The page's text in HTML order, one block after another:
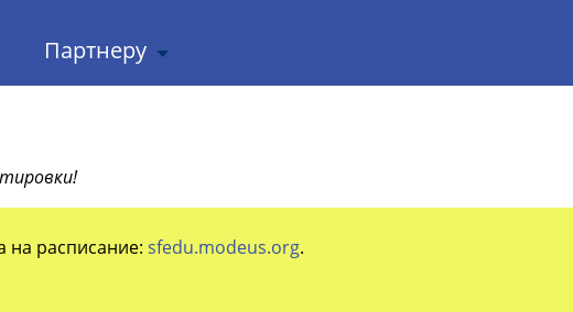
Партнеру
на расписание: sfedu.modeus.org.